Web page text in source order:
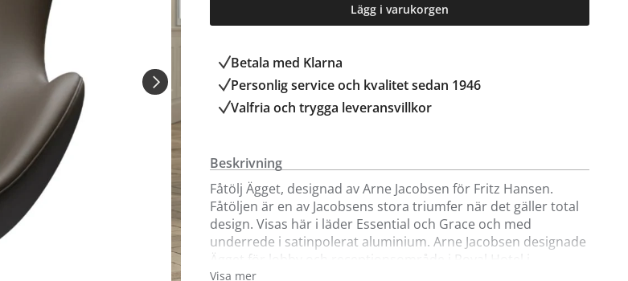
Lägg i varukorgen
Betala med Klarna
Personlig service och kvalitet sedan 1946
Valfria och trygga leveransvillkor
Beskrivning
Fåtölj Ägget, designad av Arne Jacobsen för Fritz Hansen.
Fåtöljen är en av Jacobsens stora triumfer när det gäller total
design. Visas här i läder Essential och Grace och med
underrede i satinpolerat aluminium. Arne Jacobsen designade
Ägget för lobby och receptionsområde i Royal Hotel i
Köpenhamn. Uppdraget att utforma varje del av
Visa mer